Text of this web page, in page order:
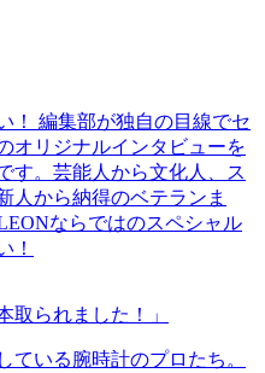
！ 編集部が独自の目線でセ
オリジナルインタビューを
す。芸能人から文化人、ス
人から納得のベテランま
ならではのスペシャル
！
取られました！」
ている腕時計のプロたち。